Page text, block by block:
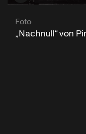
Foto
„Nachnull“ von